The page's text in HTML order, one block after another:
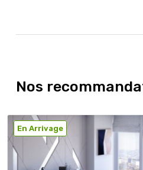
Nos
En Arrivage